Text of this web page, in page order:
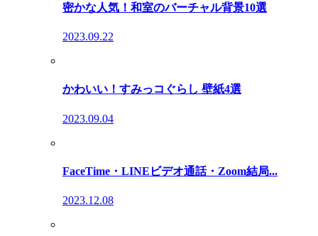
密かな人気！和室のバーチャル背景10選
2023.09.22
かわいい！すみっコぐらし 壁紙4選
2023.09.04
FaceTime・LINEビデオ通話・Zoom結局...
2023.12.08